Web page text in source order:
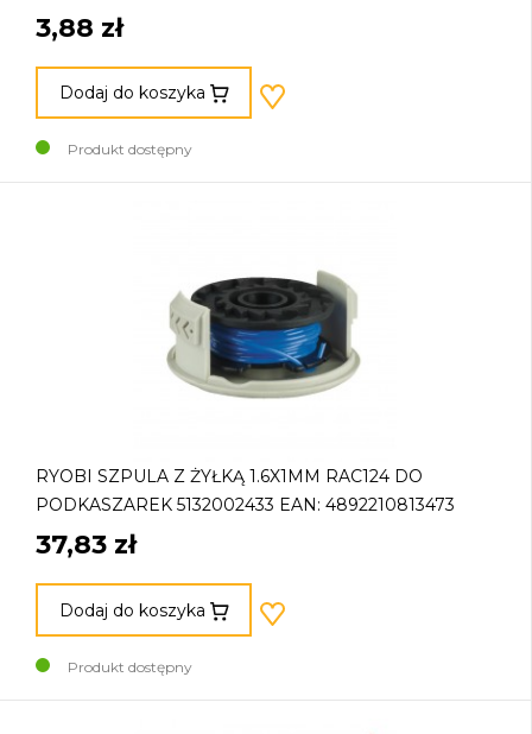
3,88 zł
Dodaj do koszyka
Produkt dostępny
RYOBI SZPULA Z ŻYŁKĄ 1.6X1MM RAC124 DO
PODKASZAREK 5132002433 EAN: 4892210813473
37,83 zł
Dodaj do koszyka
Produkt dostępny